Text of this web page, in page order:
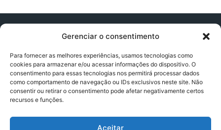
Gerenciar o consentimento
Para fornecer as melhores experiências, usamos tecnologias como
cookies para armazenar e/ou acessar informações do dispositivo. O
consentimento para essas tecnologias nos permitirá processar dados
como comportamento de navegação ou IDs exclusivos neste site. Não
consentir ou retirar o consentimento pode afetar negativamente certos
recursos e funções.
Aceitar
Contato:contatopapogeek@gmail.com
Política de Privacidade